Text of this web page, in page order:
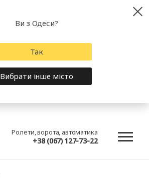
Ролети, ворота, автоматика
+38 (067) 127-73-22
Ви з Одеси?
Так
Вибрати інше місто